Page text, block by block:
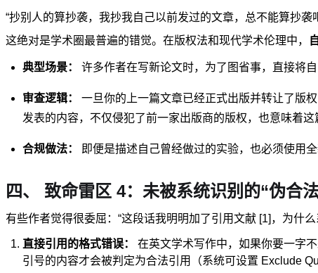
“抄别人的算抄袭，我抄我自己以前发过的文章，总不能算抄袭
这绝对是学术圈最普遍的错觉。在版权法和现代学术伦理中，
典型场景： 许多作者在写新论文时，为了图省事，直接将
审查逻辑：
一旦你的上一篇文章已经正式出版并转让了版
发表的内容，不仅侵犯了前一家出版商的版权，也意味着这
合规做法： 即便是描述自己曾经做过的实验，也必须使用
四、 致命雷区 4：未被系统识别的“伪合
有些作者觉得很委屈：“这段话我明明加了引用文献 [1]，为什
直接引用的格式错误： 在英文学术写作中，如果你要一字
引号的内容才会被判定为合法引用（系统可设置 Exclude